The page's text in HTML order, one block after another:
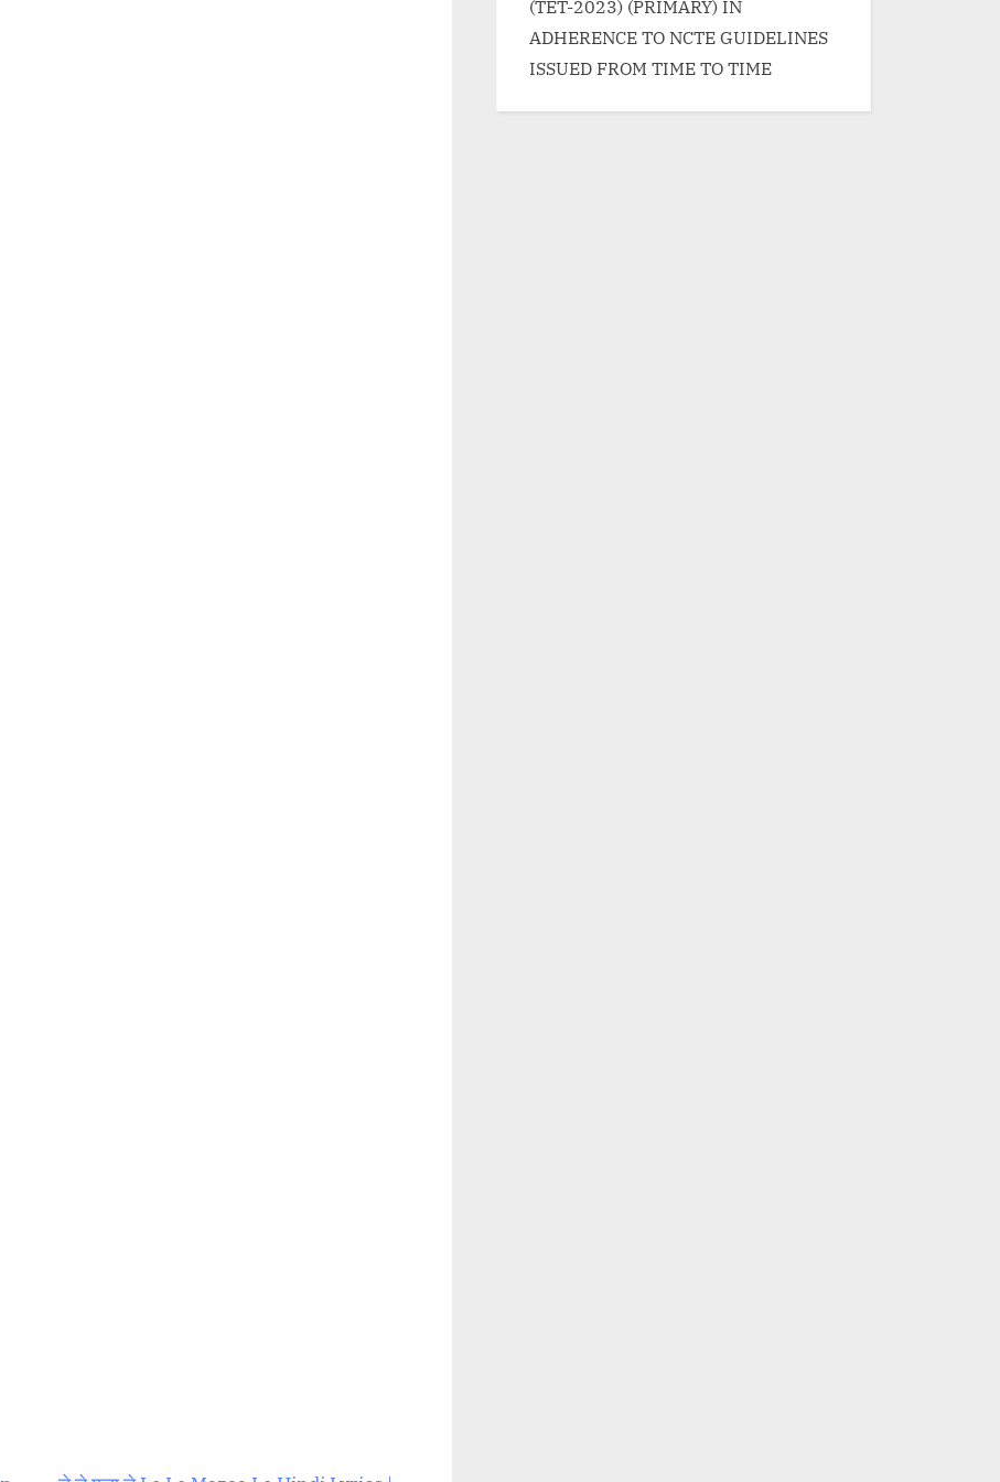
(TET-2023) (PRIMARY) IN
ADHERENCE TO NCTE GUIDELINES
ISSUED FROM TIME TO TIME